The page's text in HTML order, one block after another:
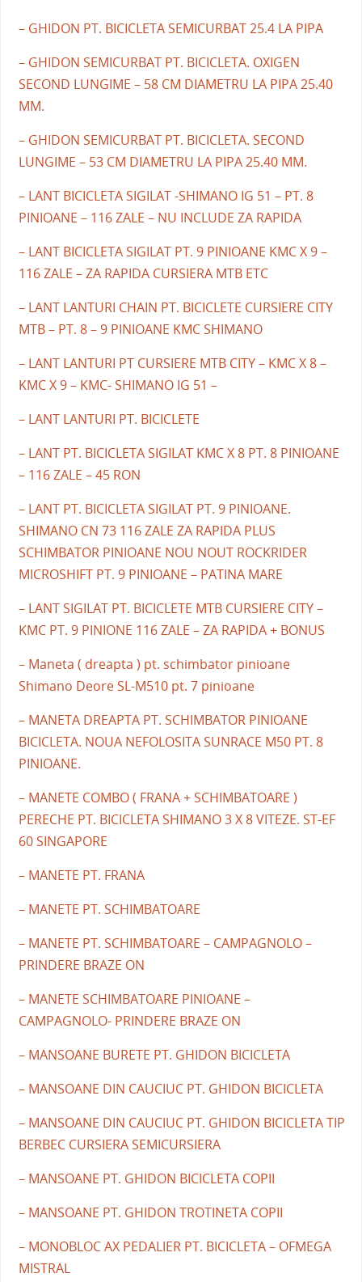
– GHIDON PT. BICICLETA SEMICURBAT 25.4 LA PIPA
– GHIDON SEMICURBAT PT. BICICLETA. OXIGEN
SECOND LUNGIME – 58 CM DIAMETRU LA PIPA 25.40
MM.
– GHIDON SEMICURBAT PT. BICICLETA. SECOND
LUNGIME – 53 CM DIAMETRU LA PIPA 25.40 MM.
– LANT BICICLETA SIGILAT -SHIMANO IG 51 – PT. 8
PINIOANE – 116 ZALE – NU INCLUDE ZA RAPIDA
– LANT BICICLETA SIGILAT PT. 9 PINIOANE KMC X 9 –
116 ZALE – ZA RAPIDA CURSIERA MTB ETC
– LANT LANTURI CHAIN PT. BICICLETE CURSIERE CITY
MTB – PT. 8 – 9 PINIOANE KMC SHIMANO
– LANT LANTURI PT CURSIERE MTB CITY – KMC X 8 –
KMC X 9 – KMC- SHIMANO IG 51 –
– LANT LANTURI PT. BICICLETE
– LANT PT. BICICLETA SIGILAT KMC X 8 PT. 8 PINIOANE
– 116 ZALE – 45 RON
– LANT PT. BICICLETA SIGILAT PT. 9 PINIOANE.
SHIMANO CN 73 116 ZALE ZA RAPIDA PLUS
SCHIMBATOR PINIOANE NOU NOUT ROCKRIDER
MICROSHIFT PT. 9 PINIOANE – PATINA MARE
– LANT SIGILAT PT. BICICLETE MTB CURSIERE CITY –
KMC PT. 9 PINIONE 116 ZALE – ZA RAPIDA + BONUS
– Maneta ( dreapta ) pt. schimbator pinioane
Shimano Deore SL-M510 pt. 7 pinioane
– MANETA DREAPTA PT. SCHIMBATOR PINIOANE
BICICLETA. NOUA NEFOLOSITA SUNRACE M50 PT. 8
PINIOANE.
– MANETE COMBO ( FRANA + SCHIMBATOARE )
PERECHE PT. BICICLETA SHIMANO 3 X 8 VITEZE. ST-EF
60 SINGAPORE
– MANETE PT. FRANA
– MANETE PT. SCHIMBATOARE
– MANETE PT. SCHIMBATOARE – CAMPAGNOLO –
PRINDERE BRAZE ON
– MANETE SCHIMBATOARE PINIOANE –
CAMPAGNOLO- PRINDERE BRAZE ON
– MANSOANE BURETE PT. GHIDON BICICLETA
– MANSOANE DIN CAUCIUC PT. GHIDON BICICLETA
– MANSOANE DIN CAUCIUC PT. GHIDON BICICLETA TIP
BERBEC CURSIERA SEMICURSIERA
– MANSOANE PT. GHIDON BICICLETA COPII
– MANSOANE PT. GHIDON TROTINETA COPII
– MONOBLOC AX PEDALIER PT. BICICLETA – OFMEGA
MISTRAL